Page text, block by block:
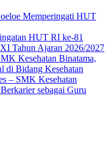
Memperingati HUT
HUT RI ke-81
Tahun Ajaran 2026/2027
Kesehatan Binatama,
di Bidang Kesehatan
– SMK Kesehatan
sebagai Guru